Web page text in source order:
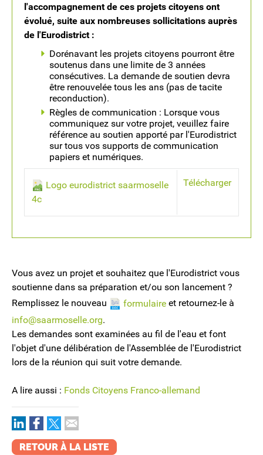
l'accompagnement de ces projets citoyens ont
évolué, suite aux nombreuses sollicitations auprès
de l'Eurodistrict :
Dorénavant les projets citoyens pourront être
soutenus dans une limite de 3 années
consécutives. La demande de soutien devra
être renouvelée tous les ans (pas de tacite
reconduction).
Règles de communication : Lorsque vous
communiquez sur votre projet, veuillez faire
référence au soutien apporté par l'Eurodistrict
sur tous vos supports de communication
papiers et numériques.
Logo eurodistrict saarmoselle
4c
Télécharger
Vous avez un projet et souhaitez que l'Eurodistrict vous
soutienne dans sa préparation et/ou son lancement ?
Remplissez le nouveau
formulaire et retournez-le à
info@saarmoselle.org.
Les demandes sont examinées au fil de l'eau et font
l'objet d'une délibération de l'Assemblée de l'Eurodistrict
lors de la réunion qui suit votre demande.
A lire aussi : Fonds Citoyens Franco-allemand
RETOUR À LA LISTE